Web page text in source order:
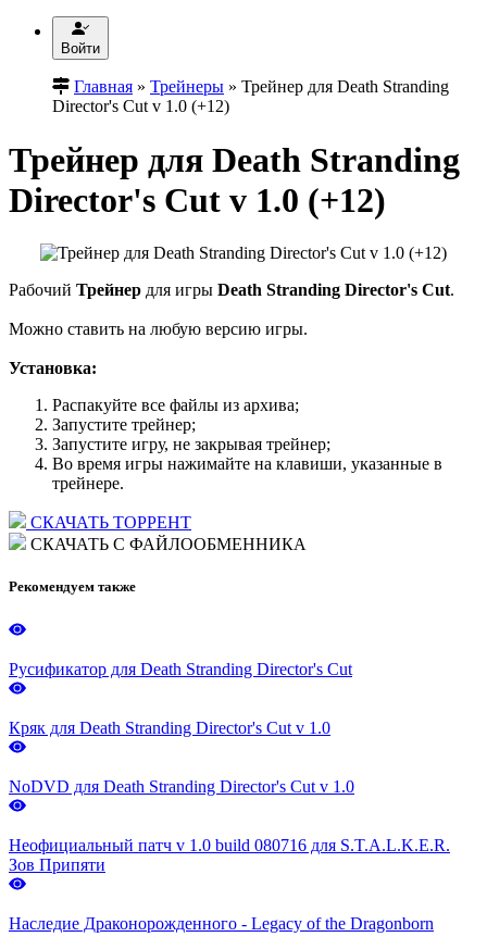
Войти
Главная » Трейнеры » Трейнер для Death Stranding
Director's Cut v 1.0 (+12)
Трейнер для Death Stranding
Director's Cut v 1.0 (+12)
Рабочий Трейнер для игры Death Stranding Director's Cut.
Можно ставить на любую версию игры.
Установка:
Распакуйте все файлы из архива;
Запустите трейнер;
Запустите игру, не закрывая трейнер;
Во время игры нажимайте на клавиши, указанные в
трейнере.
СКАЧАТЬ ТОРРЕНТ
СКАЧАТЬ С ФАЙЛООБМЕННИКА
Рекомендуем также
Русификатор для Death Stranding Director's Cut
Кряк для Death Stranding Director's Cut v 1.0
NoDVD для Death Stranding Director's Cut v 1.0
Неофициальный патч v 1.0 build 080716 для S.T.A.L.K.E.R.
Зов Припяти
Наследие Драконорожденного - Legacy of the Dragonborn